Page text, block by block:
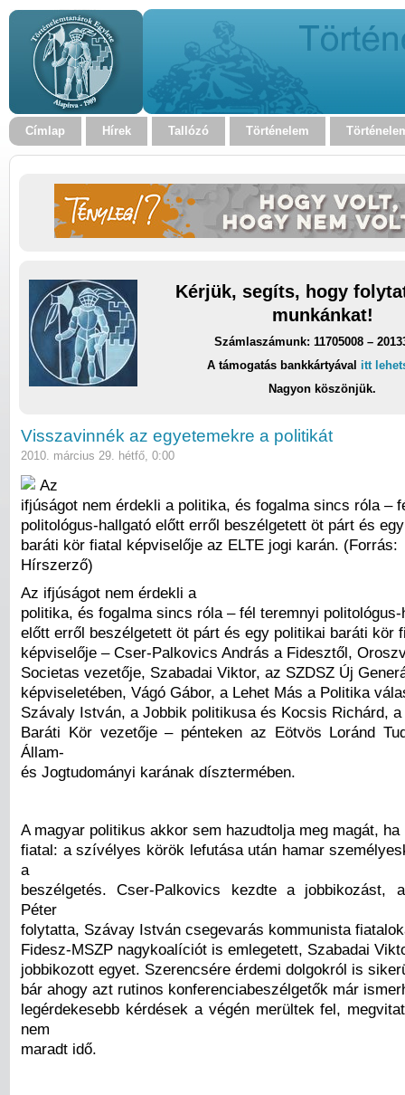
Címlap Hírek Tallózó Történelem
Kérjük, segíts, hogy
munkánkat!
Számlaszámunk: 11705008 –
A támogatás bankkártyával itt
Nagyon köszönjük.
Visszavinnék az egyetemekre a politikát
2010. március 29. hétfő, 0:00
Az
ifjúságot nem érdekli a politika, és fogalma sincs róla –
politológus-hallgató előtt erről beszélgetett öt párt és
baráti kör fiatal képviselője az ELTE jogi karán. (Forrás:
Hírszerző)
Az ifjúságot nem érdekli a
politika, és fogalma sincs róla – fél teremnyi politológus-
előtt erről beszélgetett öt párt és egy politikai baráti kör
képviselője – Cser-Palkovics András a Fidesztől,
Societas vezetője, Szabadai Viktor, az SZDSZ Új
képviseletében, Vágó Gábor, a Lehet Más a Politika
Szávaly István, a Jobbik politikusa és Kocsis Richárd,
Baráti Kör vezetője – pénteken az Eötvös Loránd
Állam-
és Jogtudományi karának dísztermében.
A magyar politikus akkor sem hazudtolja meg magát, ha
fiatal: a szívélyes körök lefutása után hamar
a
beszélgetés. Cser-Palkovics kezdte a jobbikozást,
Péter
folytatta, Szávay István csegevarás kommunista
Fidesz-MSZP nagykoalíciót is emlegetett, Szabadai
jobbikozott egyet. Szerencsére érdemi dolgokról is
bár ahogy azt rutinos konferenciabeszélgetők már
legérdekesebb kérdések a végén merültek fel,
nem
maradt idő.